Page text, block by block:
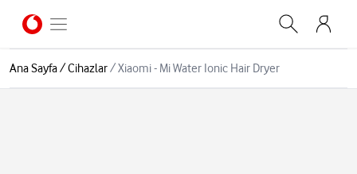
Ana Sayfa/Cihazlar/Xiaomi - Mi Water Ionic Hair Dryer